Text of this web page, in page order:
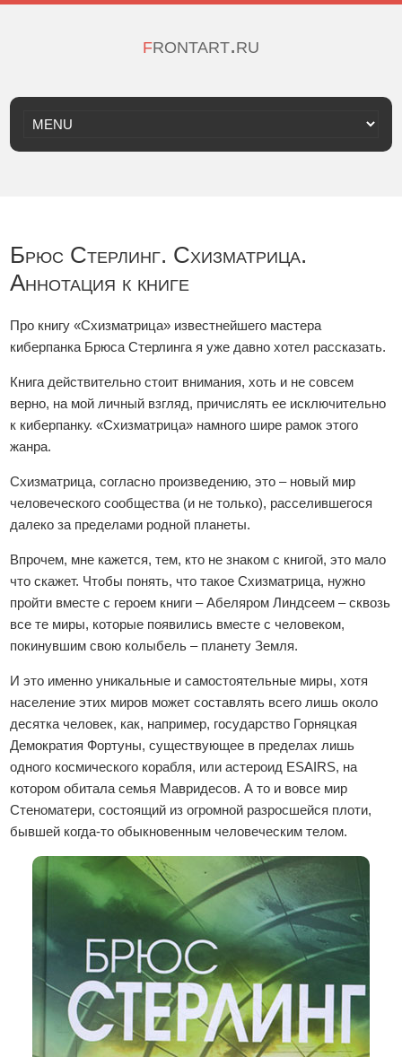
frontart.ru
Брюс Стерлинг. Схизматрица.
Аннотация к книге
Про книгу «Схизматрица» известнейшего мастера
киберпанка Брюса Стерлинга я уже давно хотел рассказать.
Книга действительно стоит внимания, хоть и не совсем
верно, на мой личный взгляд, причислять ее исключительно
к киберпанку. «Схизматрица» намного шире рамок этого
жанра.
Схизматрица, согласно произведению, это – новый мир
человеческого сообщества (и не только), расселившегося
далеко за пределами родной планеты.
Впрочем, мне кажется, тем, кто не знаком с книгой, это мало
что скажет. Чтобы понять, что такое Схизматрица, нужно
пройти вместе с героем книги – Абеляром Линдсеем – сквозь
все те миры, которые появились вместе с человеком,
покинувшим свою колыбель – планету Земля.
И это именно уникальные и самостоятельные миры, хотя
население этих миров может составлять всего лишь около
десятка человек, как, например, государство Горняцкая
Демократия Фортуны, существующее в пределах лишь
одного космического корабля, или астероид ESAIRS, на
котором обитала семья Мавридесов. А то и вовсе мир
Стеноматери, состоящий из огромной разросшейся плоти,
бывшей когда-то обыкновенным человеческим телом.